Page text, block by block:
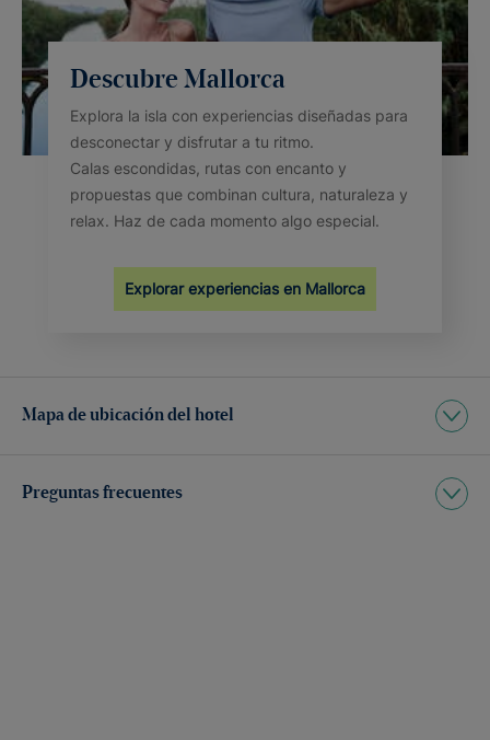
Descubre Mallorca
Explora la isla con experiencias diseñadas para
desconectar y disfrutar a tu ritmo.
Calas escondidas, rutas con encanto y
propuestas que combinan cultura, naturaleza y
relax. Haz de cada momento algo especial.
Explorar experiencias en Mallorca
Mapa de ubicación del hotel
Preguntas frecuentes